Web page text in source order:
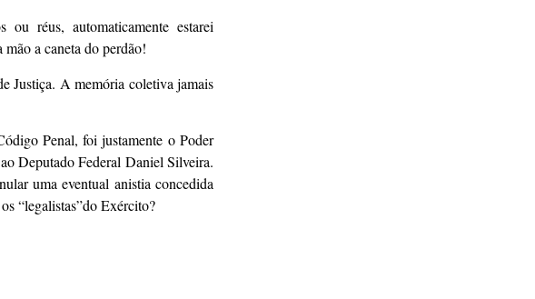
réus, automaticamente estarei
a caneta do perdão!
Justiça. A memória coletiva jamais
Penal, foi justamente o Poder
Deputado Federal Daniel Silveira.
uma eventual anistia concedida
“legalistas”do Exército?